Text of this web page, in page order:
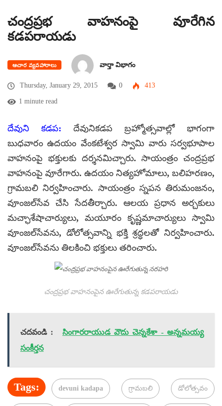
చంద్రప్రభ వాహనంపై వూరేగిన
కడపరాయడు
ఆచార వ్యవహారాలు వార్తా విభాగం
Thursday, January 29, 2015 0 413
1 minute read
దేవుని కడప: దేవునికడప బ్రహ్మోత్సవాల్లో భాగంగా
బుధవారం ఉదయం వేంకటేశ్వర స్వామి వారు సర్వభూపాల
వాహనంపై భక్తులకు దర్శనమిచ్చారు. సాయంత్రం చంద్రప్రభ
వాహనంపై వూరేగారు. ఉదయం నిత్యహోమాలు, బలిహరణం,
గ్రామబలి నిర్వహించారు. సాయంత్రం స్నపన తిరుమంజనం,
వూంజల్‌సేవ చేసి సేదతీర్చారు. ఆలయ ప్రధాన అర్చకులు
మచ్ఛాశేషాచార్యులు, మయూరం కృష్ణమాచార్యులు స్వామి
వూంజల్‌సేవను, డోలోత్సవాన్ని భక్తి శ్రద్ధలతో నిర్వహించారు.
వూంజల్‌సేవను తిలకించి భక్తులు తరించారు.
చంద్రప్రభ వాహనంపైన ఊరేగుతున్న కడపరాయడు
చదవండి :
సింగారరాయుడ వౌదు చెన్నకేశా - అన్నమయ్య
సంకీర్తన
Tags: devuni kadapa గ్రామబలి డోలోత్సవం